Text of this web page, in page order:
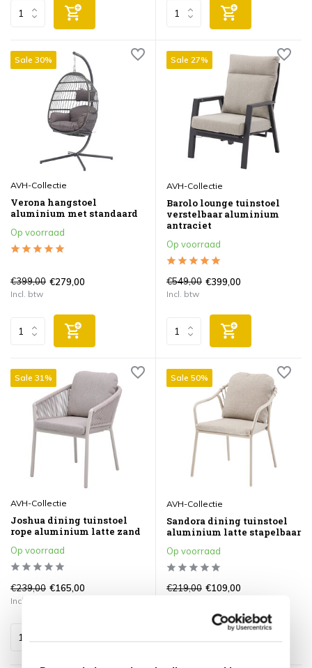
Sale 30%
AVH-Collectie
Verona hangstoel
aluminium met standaard
Op voorraad
€399,00 €279,00
Incl. btw
Sale 27%
AVH-Collectie
Barolo lounge tuinstoel
verstelbaar aluminium
antraciet
Op voorraad
€549,00 €399,00
Incl. btw
Sale 31%
AVH-Collectie
Joshua dining tuinstoel
rope aluminium latte zand
Op voorraad
€239,00 €165,00
Incl. btw
Sale 50%
AVH-Collectie
Sandora dining tuinstoel
aluminium latte stapelbaar
Op voorraad
€219,00 €109,00